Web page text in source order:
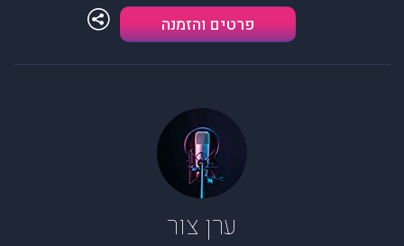
פרטים והזמנה
ערן צור